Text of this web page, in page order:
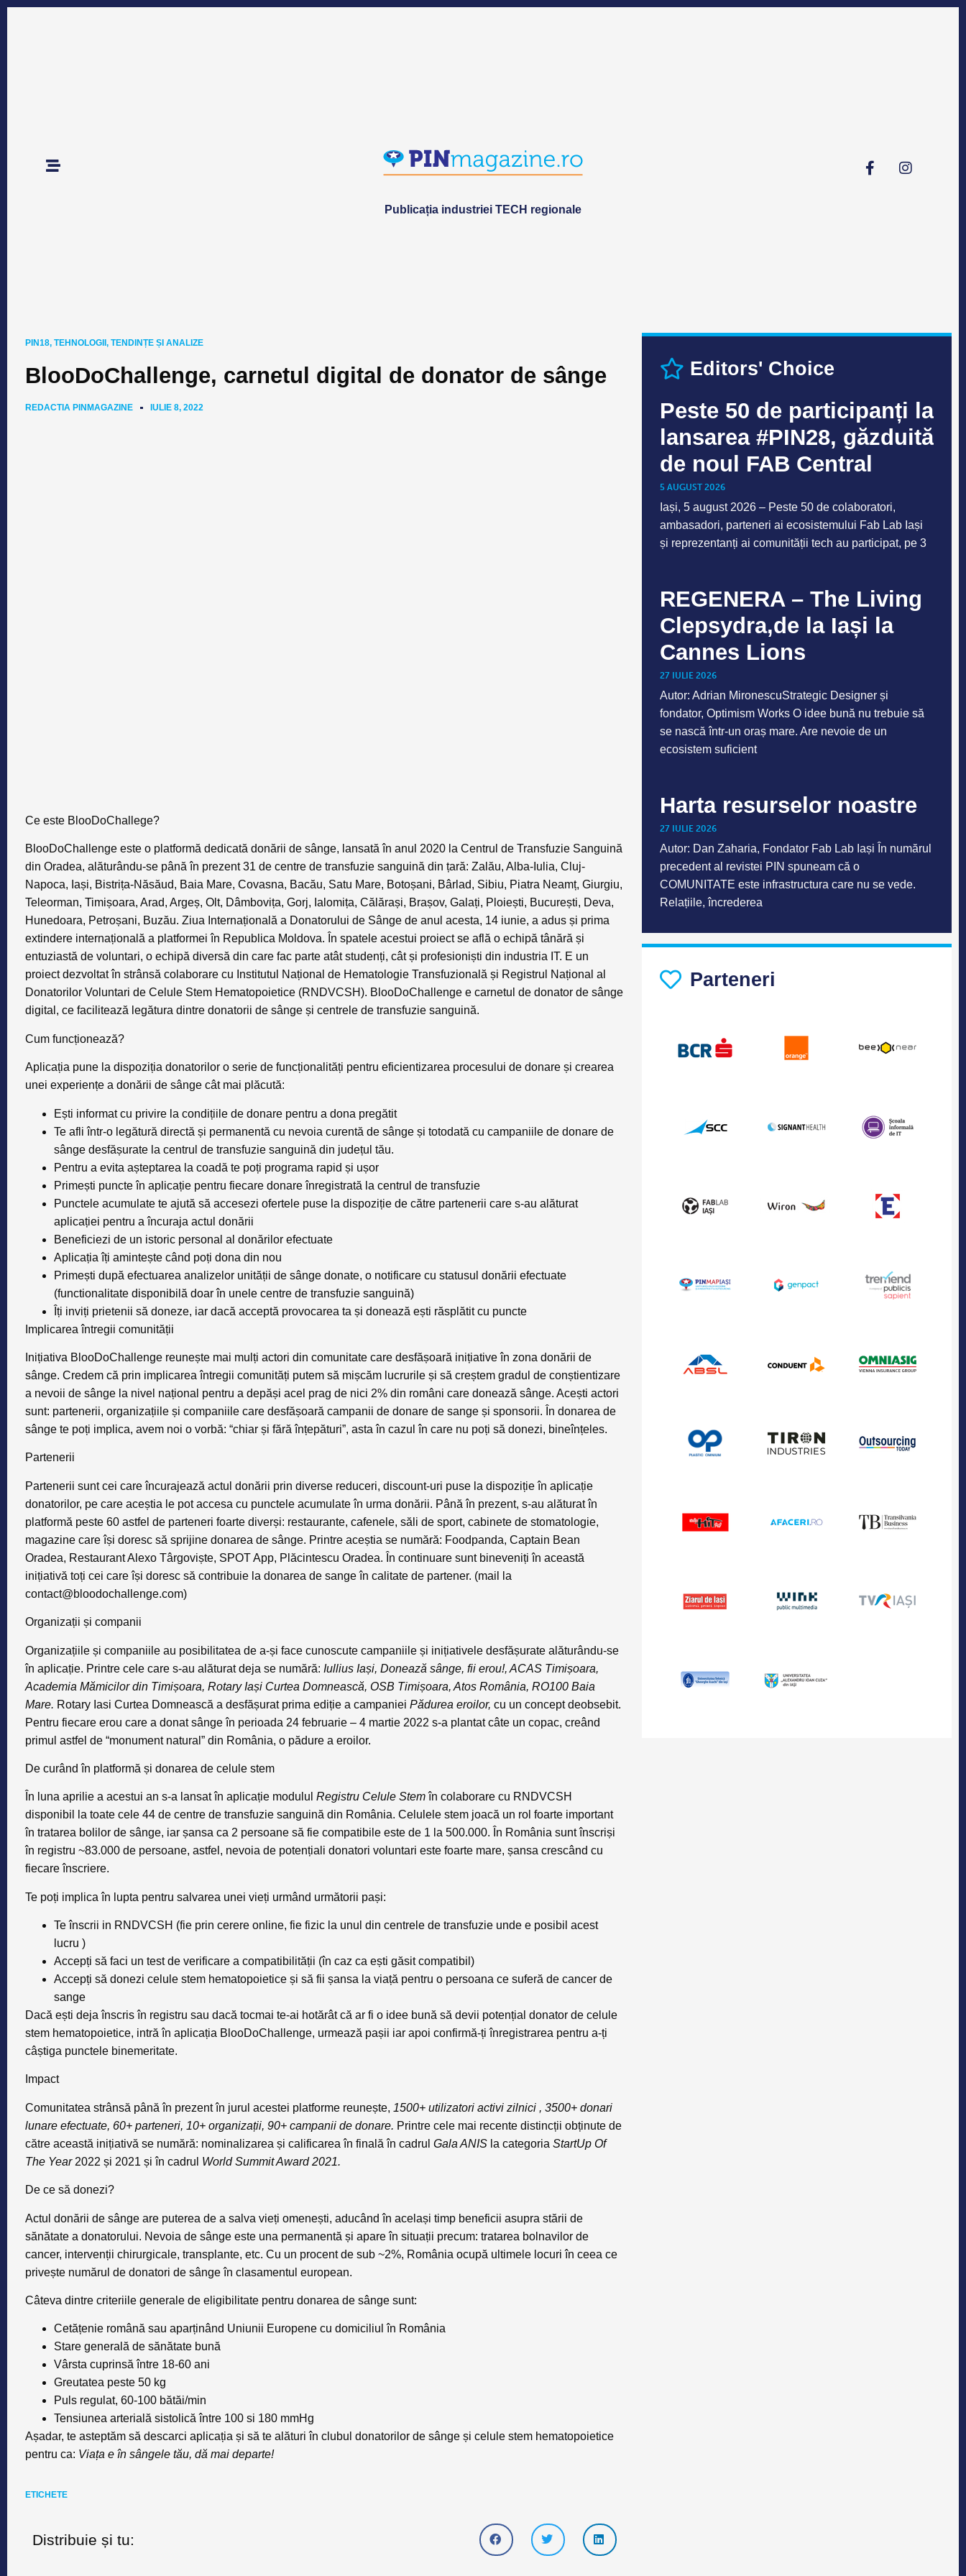
Publicația industriei TECH regionale
PIN18, TEHNOLOGII , TENDINȚE ȘI ANALIZE
BlooDoChallenge, carnetul digital de donator de sânge
REDACTIA PINMAGAZINE IULIE 8, 2022
Ce este BlooDoChallege?
BlooDoChallenge este o platformă dedicată donării de sânge, lansată în anul 2020 la Centrul de Transfuzie Sanguină
din Oradea, alăturându-se până în prezent 31 de centre de transfuzie sanguină din țară: Zalău, Alba-Iulia, Cluj-
Napoca, Iași, Bistrița-Năsăud, Baia Mare, Covasna, Bacău, Satu Mare, Botoșani, Bârlad, Sibiu, Piatra Neamț, Giurgiu,
Teleorman, Timișoara, Arad, Argeș, Olt, Dâmbovița, Gorj, Ialomița, Călărași, Brașov, Galați, Ploiești, București, Deva,
Hunedoara, Petroșani, Buzău. Ziua Internațională a Donatorului de Sânge de anul acesta, 14 iunie, a adus și prima
extindere internațională a platformei în Republica Moldova. În spatele acestui proiect se află o echipă tânără și
entuziastă de voluntari, o echipă diversă din care fac parte atât studenți, cât și profesioniști din industria IT. E un
proiect dezvoltat în strânsă colaborare cu Institutul Național de Hematologie Transfuzională și Registrul Național al
Donatorilor Voluntari de Celule Stem Hematopoietice (RNDVCSH). BlooDoChallenge e carnetul de donator de sânge
digital, ce facilitează legătura dintre donatorii de sânge și centrele de transfuzie sanguină.
Cum funcționează?
Aplicația pune la dispoziția donatorilor o serie de funcționalități pentru eficientizarea procesului de donare și crearea
unei experiențe a donării de sânge cât mai plăcută:
Ești informat cu privire la condițiile de donare pentru a dona pregătit
Te afli într-o legătură directă și permanentă cu nevoia curentă de sânge și totodată cu campaniile de donare de
sânge desfășurate la centrul de transfuzie sanguină din județul tău.
Pentru a evita așteptarea la coadă te poți programa rapid și ușor
Primești puncte în aplicație pentru fiecare donare înregistrată la centrul de transfuzie
Punctele acumulate te ajută să accesezi ofertele puse la dispoziție de către partenerii care s-au alăturat
aplicației pentru a încuraja actul donării
Beneficiezi de un istoric personal al donărilor efectuate
Aplicația îți amintește când poți dona din nou
Primești după efectuarea analizelor unității de sânge donate, o notificare cu statusul donării efectuate
(functionalitate disponibilă doar în unele centre de transfuzie sanguină)
Îți inviți prietenii să doneze, iar dacă acceptă provocarea ta și donează ești răsplătit cu puncte
Implicarea întregii comunității
Inițiativa BlooDoChallenge reunește mai mulți actori din comunitate care desfășoară inițiative în zona donării de
sânge. Credem că prin implicarea întregii comunități putem să mișcăm lucrurile și să creștem gradul de conștientizare
a nevoii de sânge la nivel național pentru a depăși acel prag de nici 2% din români care donează sânge. Acești actori
sunt: partenerii, organizațiile și companiile care desfășoară campanii de donare de sange și sponsorii. În donarea de
sânge te poți implica, avem noi o vorbă: “chiar și fără înțepături”, asta în cazul în care nu poți să donezi, bineînțeles.
Partenerii
Partenerii sunt cei care încurajează actul donării prin diverse reduceri, discount-uri puse la dispoziție în aplicație
donatorilor, pe care aceștia le pot accesa cu punctele acumulate în urma donării. Până în prezent, s-au alăturat în
platformă peste 60 astfel de parteneri foarte diverși: restaurante, cafenele, săli de sport, cabinete de stomatologie,
magazine care își doresc să sprijine donarea de sânge. Printre aceștia se numără: Foodpanda, Captain Bean
Oradea, Restaurant Alexo Târgoviște, SPOT App, Plăcintescu Oradea. În continuare sunt bineveniți în această
inițiativă toți cei care își doresc să contribuie la donarea de sange în calitate de partener. (mail la
contact@bloodochallenge.com)
Organizații și companii
Organizațiile și companiile au posibilitatea de a-și face cunoscute campaniile și inițiativele desfășurate alăturându-se
în aplicație. Printre cele care s-au alăturat deja se numără: Iullius Iași, Donează sânge, fii erou!, ACAS Timișoara,
Academia Mămicilor din Timișoara, Rotary Iași Curtea Domnească, OSB Timișoara, Atos România, RO100 Baia
Mare. Rotary Iasi Curtea Domnească a desfășurat prima ediție a campaniei Pădurea eroilor, cu un concept deobsebit.
Pentru fiecare erou care a donat sânge în perioada 24 februarie – 4 martie 2022 s-a plantat câte un copac, creând
primul astfel de “monument natural” din România, o pădure a eroilor.
De curând în platformă și donarea de celule stem
În luna aprilie a acestui an s-a lansat în aplicație modulul Registru Celule Stemîn colaborare cu RNDVCSH
disponibil la toate cele 44 de centre de transfuzie sanguină din România. Celulele stem joacă un rol foarte important
în tratarea bolilor de sânge, iar șansa ca 2 persoane să fie compatibile este de 1 la 500.000. În România sunt înscriși
în registru ~83.000 de persoane, astfel, nevoia de potențiali donatori voluntari este foarte mare, șansa crescând cu
fiecare înscriere.
Te poți implica în lupta pentru salvarea unei vieți urmând următorii pași:
Te înscrii in RNDVCSH (fie prin cerere online, fie fizic la unul din centrele de transfuzie unde e posibil acest
lucru )
Accepți să faci un test de verificare a compatibilității (în caz ca ești găsit compatibil)
Accepți să donezi celule stem hematopoietice și să fii șansa la viață pentru o persoana ce suferă de cancer de
sange
Dacă ești deja înscris în registru sau dacă tocmai te-ai hotărât că ar fi o idee bună să devii potențial donator de celule
stem hematopoietice, intră în aplicația BlooDoChallenge, urmează pașii iar apoi confirmă-ți înregistrarea pentru a-ți
câștiga punctele binemeritate.
Impact
Comunitatea strânsă până în prezent în jurul acestei platforme reunește, 1500+ utilizatori activi zilnici , 3500+ donari
lunare efectuate, 60+ parteneri, 10+ organizații, 90+ campanii de donare. Printre cele mai recente distincții obținute de
către această inițiativă se numără: nominalizarea și calificarea în finală în cadrul Gala ANIS la categoria StartUp Of
The Year 2022 și 2021 și în cadrul World Summit Award 2021.
De ce să donezi?
Actul donării de sânge are puterea de a salva vieți omenești, aducând în același timp beneficii asupra stării de
sănătate a donatorului. Nevoia de sânge este una permanentă și apare în situații precum: tratarea bolnavilor de
cancer, intervenții chirurgicale, transplante, etc. Cu un procent de sub ~2%, România ocupă ultimele locuri în ceea ce
privește numărul de donatori de sânge în clasamentul european.
Câteva dintre criteriile generale de eligibilitate pentru donarea de sânge sunt:
Cetățenie română sau aparținând Uniunii Europene cu domiciliul în România
Stare generală de sănătate bună
Vârsta cuprinsă între 18-60 ani
Greutatea peste 50 kg
Puls regulat, 60-100 bătăi/min
Tensiunea arterială sistolică între 100 si 180 mmHg
Așadar, te asteptăm să descarci aplicația și să te alături în clubul donatorilor de sânge și celule stem hematopoietice
pentru ca: Viața e în sângele tău, dă mai departe!
ETICHETE
Distribuie și tu:
Editors' Choice
Peste 50 de participanți la
lansarea #PIN28, găzduită
de noul FAB Central
5 AUGUST 2026
Iași, 5 august 2026 – Peste 50 de colaboratori,
ambasadori, parteneri ai ecosistemului Fab Lab Iași
și reprezentanți ai comunității tech au participat, pe 3
REGENERA – The Living
Clepsydra,de la Iași la
Cannes Lions
27 IULIE 2026
Autor: Adrian MironescuStrategic Designer și
fondator, Optimism Works O idee bună nu trebuie să
se nască într-un oraș mare. Are nevoie de un
ecosistem suficient
Harta resurselor noastre
27 IULIE 2026
Autor: Dan Zaharia, Fondator Fab Lab Iași În numărul
precedent al revistei PIN spuneam că o
COMUNITATE este infrastructura care nu se vede.
Relațiile, încrederea
Parteneri